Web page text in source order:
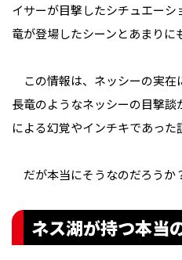
イサーが目撃したシチュエー
竜が登場したシーンとあまりに
この情報は、ネッシーの実在
長竜のようなネッシーの目撃
による幻覚やインチキであった
だが本当にそうなのだろうか
ネス湖が持つ本当